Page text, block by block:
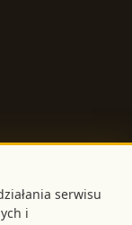
serwisu
i